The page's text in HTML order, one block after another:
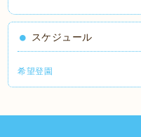
スケジュール
希望登園